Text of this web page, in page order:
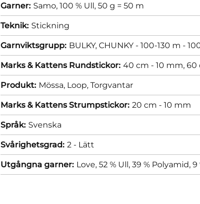
Garner: Samo, 100 % Ull, 50 g = 50 m
Teknik: Stickning
Garnviktsgrupp: BULKY, CHUNKY - 100-130 m -
Marks & Kattens Rundstickor: 40 cm - 10 mm, 60
Produkt: Mössa, Loop, Torgvantar
Marks & Kattens Strumpstickor: 20 cm - 10 mm
Språk: Svenska
Svårighetsgrad: 2 - Lätt
Utgångna garner: Love, 52 % Ull, 39 % Polyamid,